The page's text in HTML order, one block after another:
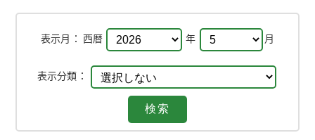
表示月： 西暦 年 月
表示分類：